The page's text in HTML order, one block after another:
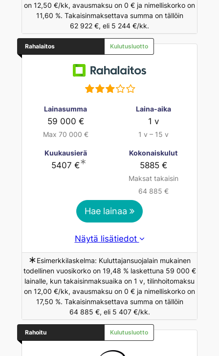
on 12,50 €/kk, avausmaksu on 0 € ja nimelliskorko on
11,60 %. Takaisinmaksettava summa on tällöin
62 922 €, eli 5 244 €/kk.
Rahalaitos Kulutusluotto
Lainasumma
59 000 €
Max 70 000 €
Laina-aika
1 v
1 v – 15 v
Kuukausierä
5407 €∗
Kokonaiskulut
5885 €
Maksat takaisin
64 885 €
Hae lainaa
Näytä lisätiedot
∗ Esimerkkilaskelma: Kuluttajansuojalain mukainen
todellinen vuosikorko on 19,48 % laskettuna 59 000 €
lainalle, kun takaisinmaksuaika on 1 v, tilinhoitomaksu
on 12,00 €/kk, avausmaksu on 0 € ja nimelliskorko on
17,50 %. Takaisinmaksettava summa on tällöin
64 885 €, eli 5 407 €/kk.
Rahoitu Kulutusluotto